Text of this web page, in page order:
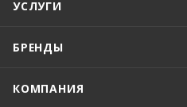
УСЛУГИ
БРЕНДЫ
КОМПАНИЯ